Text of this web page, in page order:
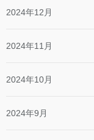
2024年12月
2024年11月
2024年10月
2024年9月